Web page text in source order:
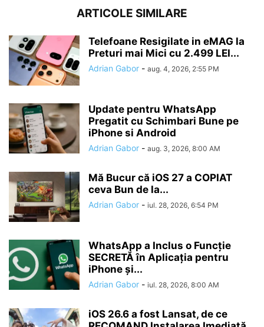
ARTICOLE SIMILARE
Telefoane Resigilate in eMAG la
Preturi mai Mici cu 2.499 LEI...
Adrian Gabor - aug. 4, 2026, 2:55 PM
Update pentru WhatsApp
Pregatit cu Schimbari Bune pe
iPhone si Android
Adrian Gabor - aug. 3, 2026, 8:00 AM
Mă Bucur că iOS 27 a COPIAT
ceva Bun de la...
Adrian Gabor - iul. 28, 2026, 6:54 PM
WhatsApp a Inclus o Funcție
SECRETĂ în Aplicația pentru
iPhone și...
Adrian Gabor - iul. 28, 2026, 8:00 AM
iOS 26.6 a fost Lansat, de ce